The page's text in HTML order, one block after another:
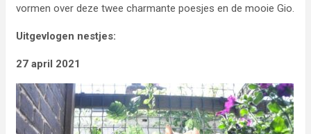
vormen over deze twee charmante poesjes en de mooie Gio.
Uitgevlogen nestjes:
27 april 2021